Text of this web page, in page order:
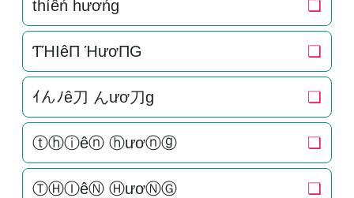
thíêń hươńg ❏
ƬΉIêП ΉươПG ❏
ｲんﾉê刀 んươ刀g ❏
ⓣⓗⓘêⓝ ⓗươⓝⓖ ❏
ⓉⒽⒾêⓃ ⒽươⓃⒼ ❏